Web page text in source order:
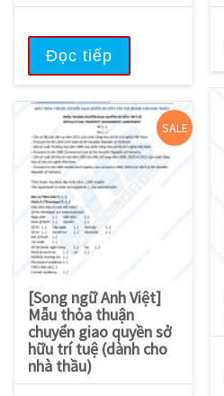
Đọc tiếp
[Song ngữ Anh Việt]
Mẫu thỏa thuận
chuyển giao quyền sở
hữu trí tuệ (dành cho
nhà thầu)
SALE